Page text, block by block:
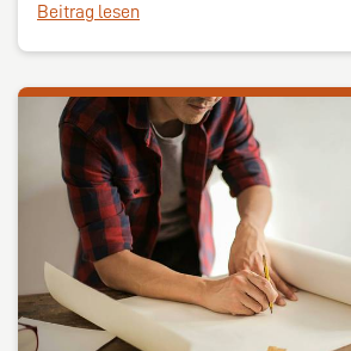
Beitrag lesen